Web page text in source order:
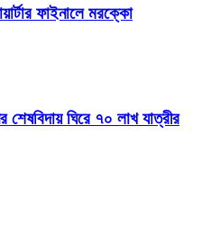
ফাইনালে মরক্কো
শেষবিদায় ঘিরে ৭০ লাখ যাত্রীর